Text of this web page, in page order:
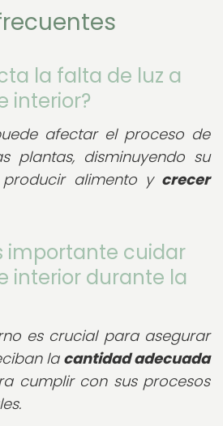
la falta de luz a
interior?
afectar el proceso de
plantas, disminuyendo su
alimento y crecer
importante cuidar
interior durante la
es crucial para asegurar
la cantidad adecuada
cumplir con sus procesos